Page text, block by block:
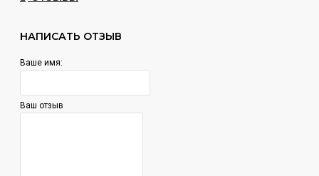
Mild - легкая;
НАПИСАТЬ ОТЗЫВ
Ваше имя:
Ваш отзыв